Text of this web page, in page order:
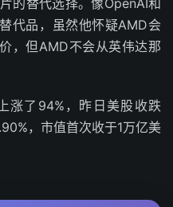
代品，虽然他怀疑AMD会
，但AMD不会从英伟达那
涨了94%，昨日美股收跌
，市值首次收于1万亿美